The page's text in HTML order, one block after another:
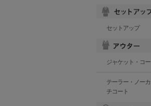
セットアップ
ジャケット・コー
テーラー・ノー
チコート